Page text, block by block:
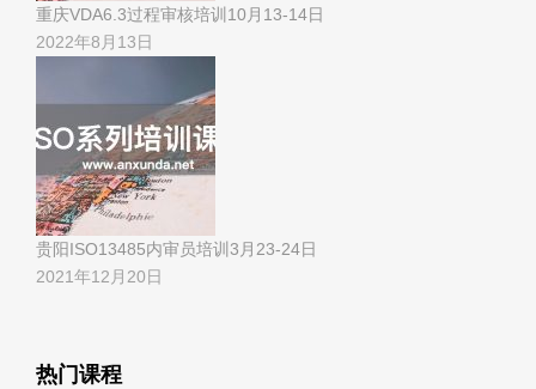
重庆VDA6.3过程审核培训10月13-14日
2022年8月13日
贵阳ISO13485内审员培训3月23-24日
2021年12月20日
热门课程